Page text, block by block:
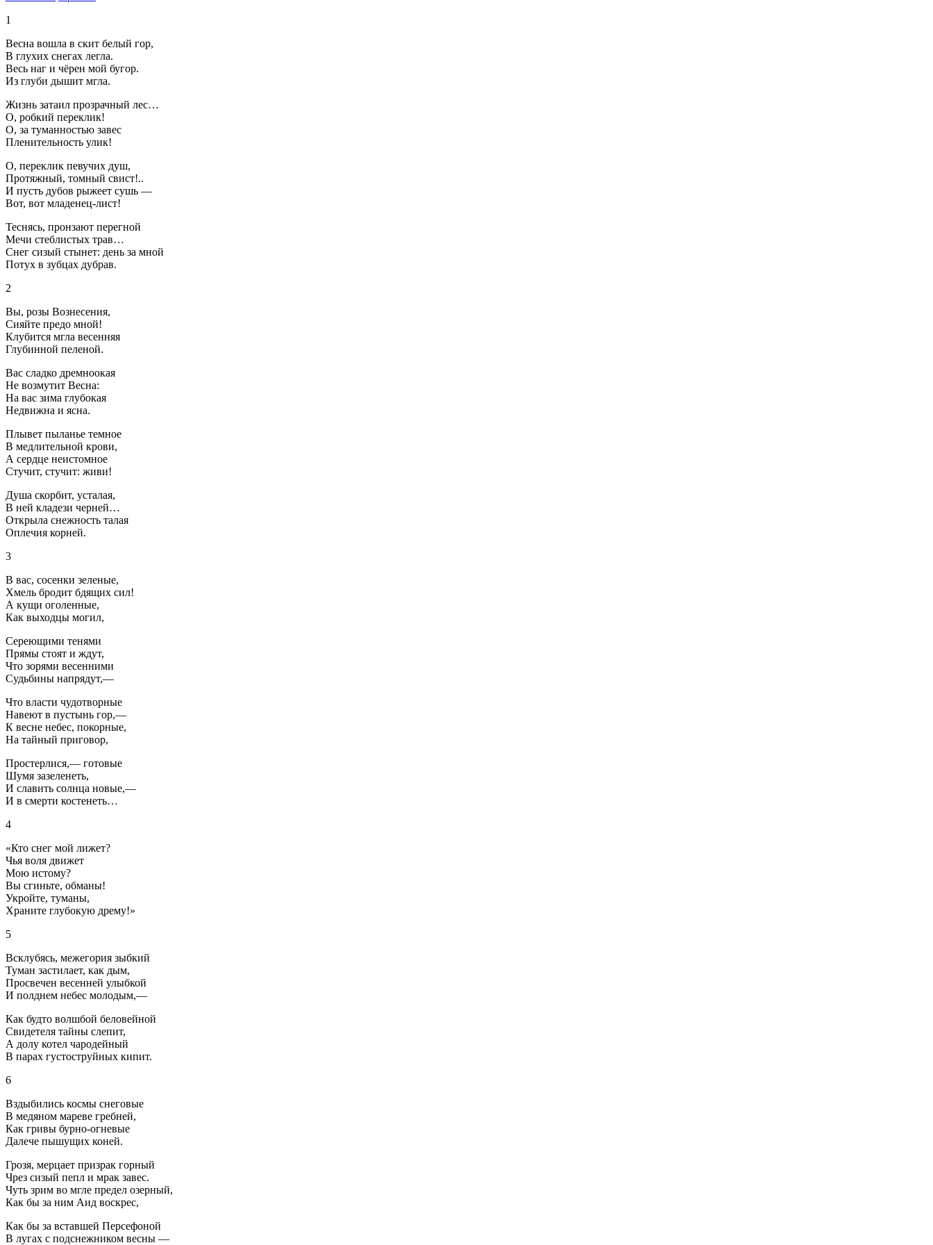
1
Весна вошла в скит белый гор,
В глухих снегах легла.
Весь наг и чёрен мой бугор.
Из глуби дышит мгла.
Жизнь затаил прозрачный лес…
О, робкий переклик!
О, за туманностью завес
Пленительность улик!
О, переклик певучих душ,
Протяжный, томный свист!..
И пусть дубов рыжеет сушь —
Вот, вот младенец-лист!
Теснясь, пронзают перегной
Мечи стеблистых трав…
Снег сизый стынет: день за мной
Потух в зубцах дубрав.
2
Вы, розы Вознесения,
Сияйте предо мной!
Клубится мгла весенняя
Глубинной пеленой.
Вас сладко дремноокая
Не возмутит Весна:
На вас зима глубокая
Недвижна и ясна.
Плывет пыланье темное
В медлительной крови,
А сердце неистомное
Стучит, стучит: живи!
Душа скорбит, усталая,
В ней кладези черней…
Открыла снежность талая
Оплечия корней.
3
В вас, сосенки зеленые,
Хмель бродит бдящих сил!
А кущи оголенные,
Как выходцы могил,
Сереющими тенями
Прямы стоят и ждут,
Что зорями весенними
Судьбины напрядут,—
Что власти чудотворные
Навеют в пустынь гор,—
К весне небес, покорные,
На тайный приговор,
Простерлися,— готовые
Шумя зазеленеть,
И славить солнца новые,—
И в смерти костенеть…
4
«Кто снег мой лижет?
Чья воля движет
Мою истому?
Вы сгиньте, обманы!
Укройте, туманы,
Храните глубокую дрему!»
5
Всклубясь, межегория зыбкий
Туман застилает, как дым,
Просвечен весенней улыбкой
И полднем небес молодым,—
Как будто волшбой беловейной
Свидетеля тайны слепит,
А долу котел чародейный
В парах густоструйных кипит.
6
Вздыбились космы снеговые
В медяном мареве гребней,
Как гривы бурно-огневые
Далече пышущих коней.
Грозя, мерцает призрак горный
Чрез сизый пепл и мрак завес.
Чуть зрим во мгле предел озерный,
Как бы за ним Аид воскрес,
Как бы за вставшей Персефоной
В лугах с подснежником весны —